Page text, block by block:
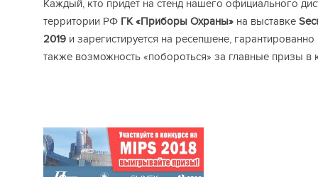
Каждый, кто придет на стенд нашего официального
территории РФГК «Приборы Охраны»на выставке
2019 и зарегистируется на ресепшене,
также возможность «побороться» за главные призы в